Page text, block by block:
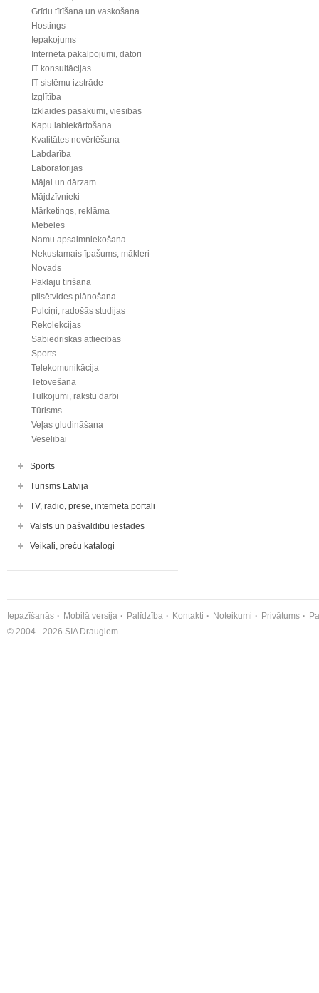
Grīdu tīrīšana un vaskošana
Hostings
Iepakojums
Interneta pakalpojumi, datori
IT konsultācijas
IT sistēmu izstrāde
Izglītība
Izklaides pasākumi, viesības
Kapu labiekārtošana
Kvalitātes novērtēšana
Labdarība
Laboratorijas
Mājai un dārzam
Mājdzīvnieki
Mārketings, reklāma
Mēbeles
Namu apsaimniekošana
Nekustamais īpašums, mākleri
Novads
Paklāju tīrīšana
pilsētvides plānošana
Pulciņi, radošās studijas
Rekolekcijas
Sabiedriskās attiecības
Sports
Telekomunikācija
Tetovēšana
Tulkojumi, rakstu darbi
Tūrisms
Veļas gludināšana
Veselībai
Sports
Tūrisms Latvijā
TV, radio, prese, interneta portāli
Valsts un pašvaldību iestādes
Veikali, preču katalogi
Iepazīšanās Mobilā versija Palīdzība Kontakti Noteikumi Privātums
© 2004 - 2026 SIA Draugiem